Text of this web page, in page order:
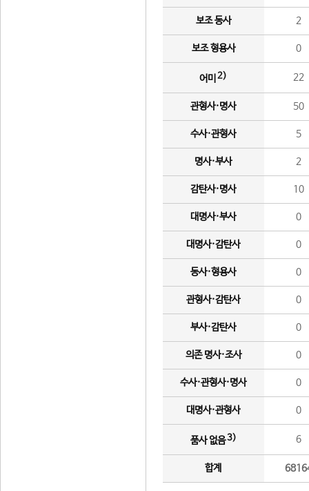
보조 동사 2
보조 형용사 0
어미 2) 22
관형사·명사 50
수사·관형사 5
명사·부사 2
감탄사·명사 10
대명사·부사 0
대명사·감탄사 0
동사·형용사 0
관형사·감탄사 0
부사·감탄사 0
의존 명사·조사 0
수사·관형사·명사 0
대명사·관형사 0
품사 없음3) 6
합계